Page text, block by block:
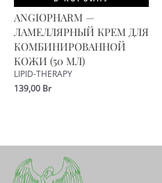
ANGIOPHARM —
ЛАМЕЛЛЯРНЫЙ КРЕМ ДЛЯ
КОМБИНИРОВАННОЙ
КОЖИ (50 МЛ)
LIPID-THERAPY
139,00 Br